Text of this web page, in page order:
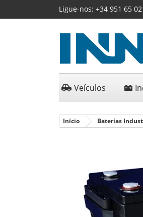
Ligue-nos: +34 951 65
Veículos
Início Baterías